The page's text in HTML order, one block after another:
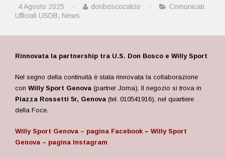
4 Agosto 2025 · donboscocalcio ·
Comunicati
Ufficiali USDB, News
Rinnovata la partnership tra U.S. Don Bosco e Willy Sport
Nel segno della continuità è stata rinnovata la collaborazione
con Willy Sport Genova (partner Joma). Il negozio si trova in
Piazza Rossetti 5r, Genova (tel. 010541916), nel quartiere
della Foce.
Willy Sport Genova – pagina Facebook– Willy Sport
Genova – pagina Instagram